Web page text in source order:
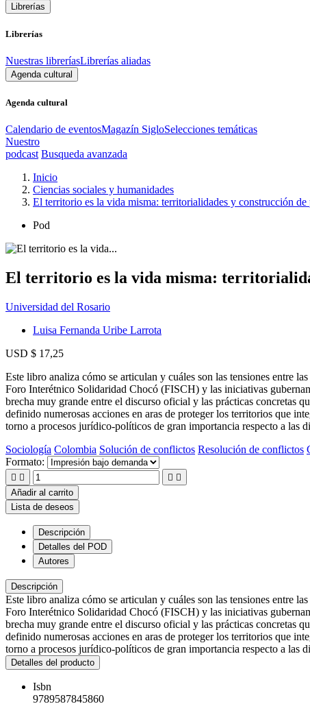
Librerías
Librerías
Nuestras libreríasLibrerías aliadas
Agenda cultural
Agenda cultural
Calendario de eventosMagazín SigloSelecciones temáticas
Nuestro
podcast Busqueda avanzada
Inicio
Ciencias sociales y humanidades
El territorio es la vida misma: territorialidades y construcción de
Pod
El territorio es la vida misma:
Universidad del Rosario
Luisa Fernanda Uribe Larrota
USD $ 17,25
Este libro analiza cómo se articulan y cuáles son las tensiones entre
Foro Interétnico Solidaridad Chocó (FISCH) y las iniciativas
brecha muy grande entre el discurso oficial y las prácticas concretas
definido numerosas acciones en aras de proteger los territorios que
torno a procesos jurídico-políticos de gran importancia respecto a las
Sociología Colombia Solución de conflictos Resolución de conflictos
Formato:
   
Añadir al carrito
Lista de deseos
Descripción
Detalles del POD
Autores
Descripción
Este libro analiza cómo se articulan y cuáles son las tensiones entre
Foro Interétnico Solidaridad Chocó (FISCH) y las iniciativas
brecha muy grande entre el discurso oficial y las prácticas concretas
definido numerosas acciones en aras de proteger los territorios que
torno a procesos jurídico-políticos de gran importancia respecto a las
Detalles del producto
Isbn
9789587845860